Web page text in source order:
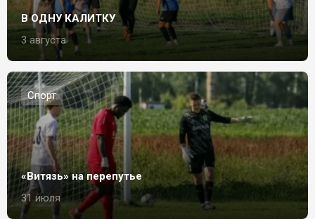
В ОДНУ КАЛИТКУ
3 августа
Спорт
«Витязь» на перепутье
31 июля